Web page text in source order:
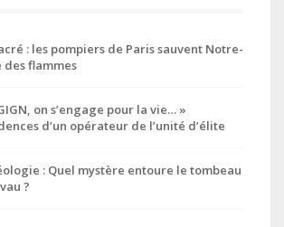
: les pompiers de Paris sauvent Notre-
des flammes
on s’engage pour la vie… »
d’un opérateur de l’unité d’élite
: Quel mystère entoure le tombeau
?